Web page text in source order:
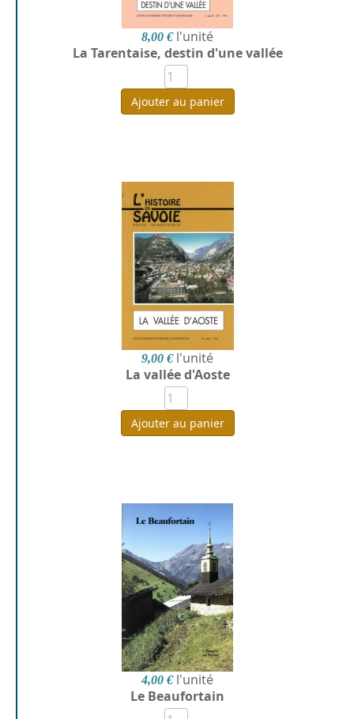
8,00 € l'unité
La Tarentaise, destin d'une vallée
Ajouter au panier
9,00 € l'unité
La vallée d'Aoste
Ajouter au panier
4,00 € l'unité
Le Beaufortain